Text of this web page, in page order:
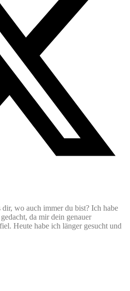
wo auch immer du bist? Ich habe
da mir dein genauer
Heute habe ich länger gesucht und